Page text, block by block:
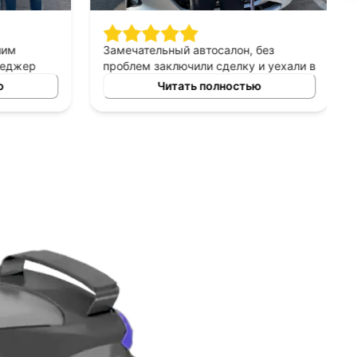
авто
Замечательный автосалон, без
проблем заключили сделку и уехали в
этот же день на новой машине.
Рекомендую!
Читать полностью